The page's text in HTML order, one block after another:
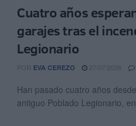
Cuatro años
garajes tras el
Legionario
POR EVA CEREZO 27/07/2026
Han pasado cuatro años
antiguo Poblado Legionario,